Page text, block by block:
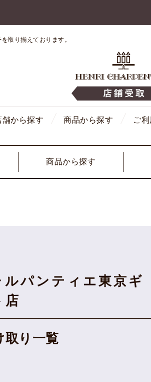
取り揃えております。
舗から探す 商品から探す ご
商品から探す
パンティエ東京ギ
店
取り一覧